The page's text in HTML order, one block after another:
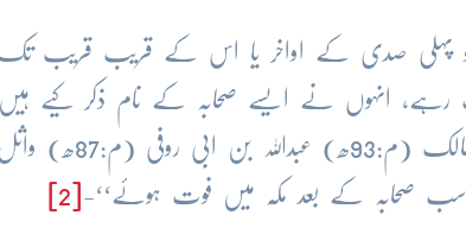
جو پہلی صدی کے اواخر یا اس کے قریب قریب
انہوں نے ایسے صحابہ کے نام ذکر کیے ہیں
جن کی زیارت کا شرف آپ کو حاصل ہوا تھا مثلاً انس بن مالک (م:93ھ) عبداللہ بن ابی روفی (م:87ھ) واثل